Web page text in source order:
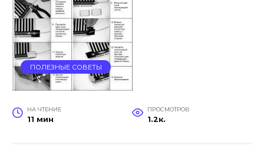
ПОЛЕЗНЫЕ СОВЕТЫ
НА ЧТЕНИЕ
11 мин
ПРОСМОТРОВ
1.2к.